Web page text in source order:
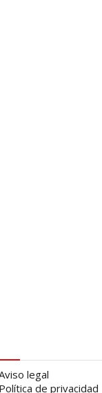
legal
Política de privacidad